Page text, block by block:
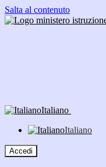
Salta al contenuto
Italiano
Italiano
Accedi